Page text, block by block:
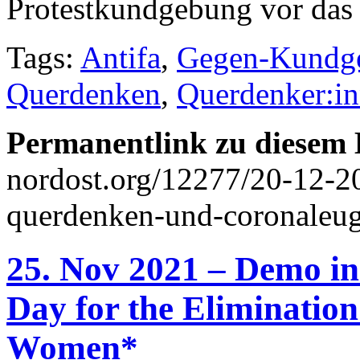
Protestkundgebung vor
Tags: Antifa, Gegen-
Querdenken,
Permanentlink zu
nordost.org/12277/20-12-
querdenken-und-
25. Nov 2021 – Demo
Day for the
Women*